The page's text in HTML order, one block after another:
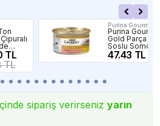
Kedi
TL
TL
Purina Gourmet
Purina
Gold Parça Etli
Soslu Somon
Tavuk Etli Kedi
Konserversi
47.43 TL
sipariş verirseniz yarın